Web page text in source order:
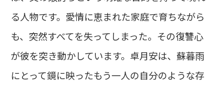
る人物です。愛情に恵まれた家庭で育ちながら
も、突然すべてを失ってしまった。その復讐心
が彼を突き動かしています。卓月安は、蘇暮雨
にとって鏡に映ったもう一人の自分のような存